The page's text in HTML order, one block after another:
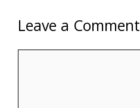
Leave a Comment